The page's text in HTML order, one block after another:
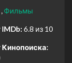
Фильмы
IMDb: 6.8 из 10
Кинопоиска: